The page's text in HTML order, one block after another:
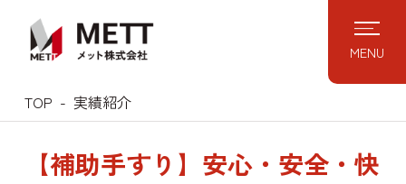
content
MENU
TOP 実績紹介
【補助手すり】安心・安全・快